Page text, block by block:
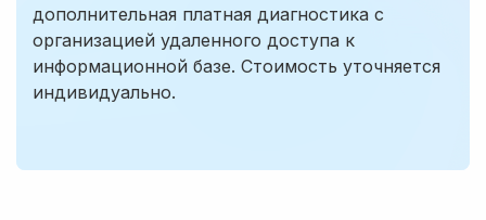
дополнительная платная диагностика с
организацией удаленного доступа к
информационной базе. Стоимость уточняется
индивидуально.